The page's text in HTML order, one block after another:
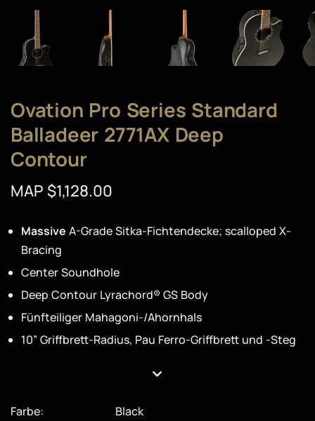
Ovation Pro Series Standard
Balladeer 2771AX Deep
Contour
MAP $1,128.00
Massive A-Grade Sitka-Fichtendecke; scalloped X-
Bracing
Center Soundhole
Deep Contour Lyrachord® GS Body
Fünfteiliger Mahagoni-/Ahornhals
10” Griffbrett-Radius, Pau Ferro-Griffbrett und -Steg
Farbe:
Black